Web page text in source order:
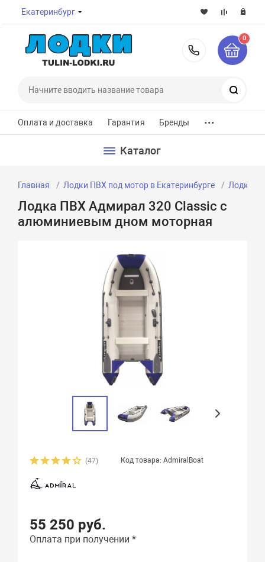
Екатеринбург
8-800-
0
Оплата и доставка Гарантия Бренды ...
Каталог
Главная Лодки ПВХ под мотор в Екатеринбурге Лодки
Лодка ПВХ Адмирал 320 Classic с
алюминиевым дном моторная
(47) Код товара: AdmiralBoat
55 250 руб.
Оплата при получении *